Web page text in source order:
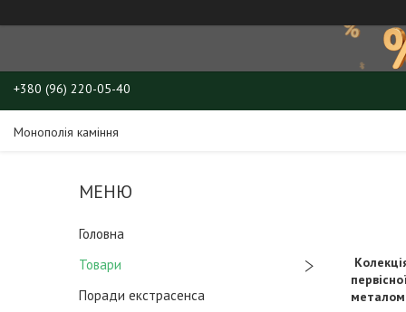
+380 (96) 220-05-40
Монополія каміння
Головна
Товари
Поради екстрасенса